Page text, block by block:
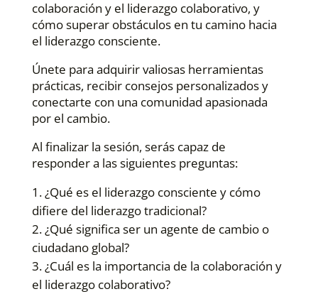
colaboración y el liderazgo colaborativo, y
cómo superar obstáculos en tu camino hacia
el liderazgo consciente.
Únete para adquirir valiosas herramientas
prácticas, recibir consejos personalizados y
conectarte con una comunidad apasionada
por el cambio.
Al finalizar la sesión, serás capaz de
responder a las siguientes preguntas:
¿Qué es el liderazgo consciente y cómo
difiere del liderazgo tradicional?
¿Qué significa ser un agente de cambio o
ciudadano global?
¿Cuál es la importancia de la colaboración y
el liderazgo colaborativo?